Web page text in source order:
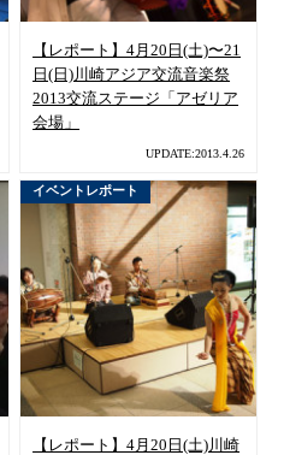
【レポート】4月20日(土)〜21
日(日)川崎アジア交流音楽祭
2013交流ステージ「アゼリア
会場」
UPDATE:2013.4.26
イベントレポート
【レポート】4月20日(土)川崎